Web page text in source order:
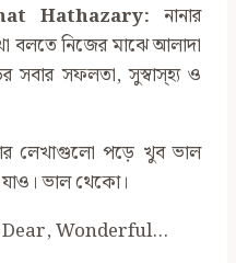
Hathazary: নানার
বলতে নিজের মাঝে আলাদা
সবার সফলতা, সুস্বাস্হ্য ও
লেখাগুলো পড়ে খুব ভাল
ভাল থেকো।
Dear, Wonderful…